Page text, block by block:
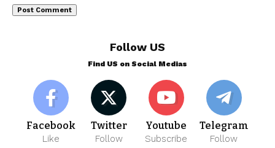
Follow US
Find US on Social Medias
Facebook
Like
Twitter
Follow
Youtube
Subscribe
Telegram
Follow